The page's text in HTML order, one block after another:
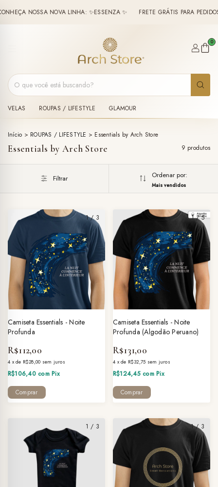
NOSSA NOVA LINHA: ✨ESSENZA ✨ FRETE GRÁTIS PARA
0
VELAS ROUPAS / LIFESTYLE GLAMOUR
Início > ROUPAS / LIFESTYLE > Essentials by Arch Store
Essentials by Arch Store 9 produtos
Filtrar Ordenar por:
Mais vendidos
1/3
Camiseta Essentials - Noite
Profunda
R$112,00
4 x de R$28,00 sem juros
R$106,40com Pix
Comprar
1/5
Camiseta Essentials - Noite
Profunda (Algodão Peruano)
R$131,00
4 x de R$32,75 sem juros
R$124,45com Pix
Comprar
1 / 3 1/3